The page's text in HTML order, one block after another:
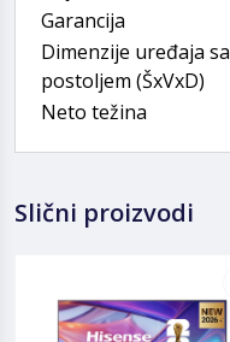
Garancija
Dimenzije uređaja sa
postoljem (ŠxVxD)
Neto težina
Slični proizvodi